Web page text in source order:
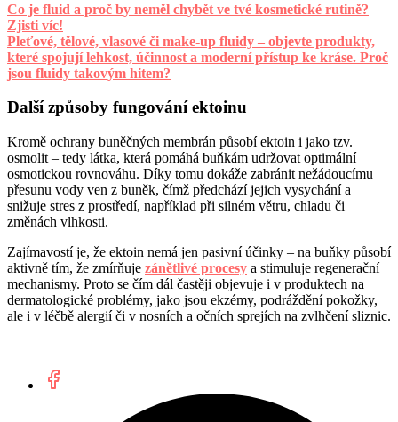
Co je fluid a proč by neměl chybět ve tvé kosmetické rutině?
Zjisti víc!
Pleťové, tělové, vlasové či make-up fluidy – objevte produkty,
které spojují lehkost, účinnost a moderní přístup ke kráse. Proč
jsou fluidy takovým hitem?
Další způsoby fungování ektoinu
Kromě ochrany buněčných membrán působí ektoin i jako tzv.
osmolit – tedy látka, která pomáhá buňkám udržovat optimální
osmotickou rovnováhu. Díky tomu dokáže zabránit nežádoucímu
přesunu vody ven z buněk, čímž předchází jejich vysychání a
snižuje stres z prostředí, například při silném větru, chladu či
změnách vlhkosti.
Zajímavostí je, že ektoin nemá jen pasivní účinky – na buňky působí
aktivně tím, že zmírňuje zánětlivé procesy a stimuluje regenerační
mechanismy. Proto se čím dál častěji objevuje i v produktech na
dermatologické problémy, jako jsou ekzémy, podráždění pokožky,
ale i v léčbě alergií či v nosních a očních sprejích na zvlhčení sliznic.